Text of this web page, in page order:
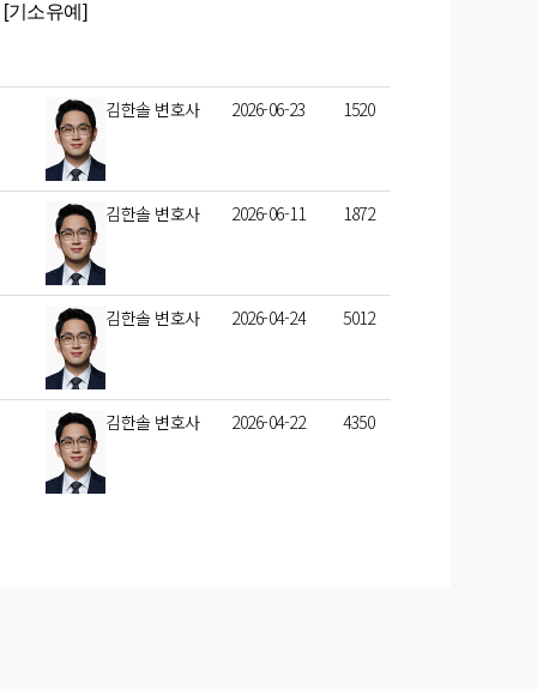
기소유예]
김한솔 변호사 2026-06-23 1520
김한솔 변호사 2026-06-11 1872
김한솔 변호사 2026-04-24 5012
김한솔 변호사 2026-04-22 4350